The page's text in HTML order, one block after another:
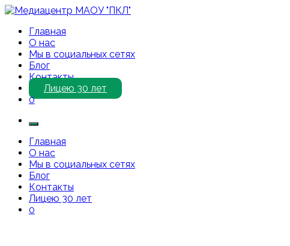
Перейти
содержимому
Медиацентр МАОУ "ПКЛ"
Приветствуем Вас на нашем сайте!
Главная
О нас
Мы в социальных сетях
Блог
Контакты
Лицею 30 лет
0
Главная
О нас
Мы в социальных сетях
Блог
Контакты
Лицею 30 лет
0